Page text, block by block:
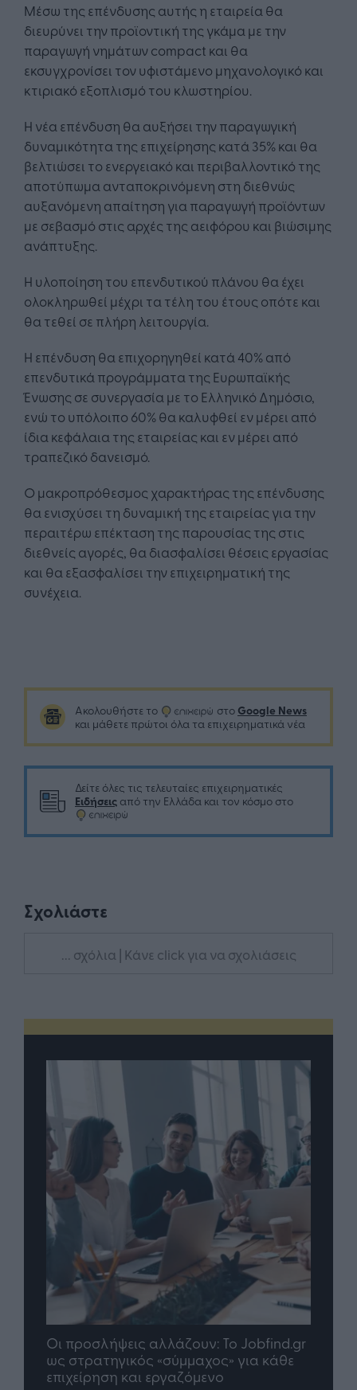
Μέσω της επένδυσης αυτής η εταιρεία θα
διευρύνει την προϊοντική της γκάμα με την
παραγωγή νημάτων compact και θα
εκσυγχρονίσει τον υφιστάμενο μηχανολογικό και
κτιριακό εξοπλισμό του κλωστηρίου.
Η νέα επένδυση θα αυξήσει την παραγωγική
δυναμικότητα της επιχείρησης κατά 35% και θα
βελτιώσει το ενεργειακό και περιβαλλοντικό της
αποτύπωμα ανταποκρινόμενη στη διεθνώς
αυξανόμενη απαίτηση για παραγωγή προϊόντων
με σεβασμό στις αρχές της αειφόρου και βιώσιμης
ανάπτυξης.
Η υλοποίηση του επενδυτικού πλάνου θα έχει
ολοκληρωθεί μέχρι τα τέλη του έτους οπότε και
θα τεθεί σε πλήρη λειτουργία.
Η επένδυση θα επιχορηγηθεί κατά 40% από
επενδυτικά προγράμματα της Ευρωπαϊκής
Ένωσης σε συνεργασία με το Ελληνικό Δημόσιο,
ενώ το υπόλοιπο 60% θα καλυφθεί εν μέρει από
ίδια κεφάλαια της εταιρείας και εν μέρει από
τραπεζικό δανεισμό.
Ο μακροπρόθεσμος χαρακτήρας της επένδυσης
θα ενισχύσει τη δυναμική της εταιρείας για την
περαιτέρω επέκταση της παρουσίας της στις
διεθνείς αγορές, θα διασφαλίσει θέσεις εργασίας
και θα εξασφαλίσει την επιχειρηματική της
συνέχεια.
Ακολουθήστε το στο Google News
και μάθετε πρώτοι όλα τα επιχειρηματικά νέα
Δείτε όλες τις τελευταίες επιχειρηματικές
Ειδήσεις από την Ελλάδα και τον κόσμο στο
Σχολιάστε
... σχόλια | Κάνε click για να σχολιάσεις
Jobfind.gr
κάθε
TP Greece: Πώς διαμορφώνεται το
μέλλον του Insurance στην εποχή του AI